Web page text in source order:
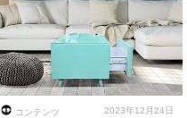
コンテンツ 2023年12月24日